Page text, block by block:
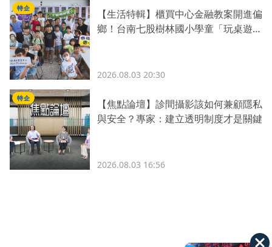
特企
【生活特輯】櫃買中心金融教案開進偏
鄉！台南七股樹林國小學童「玩桌遊學
2026.08.03 20:30
特企
【焦點論壇】診間攝影該如何兼顧隱私
與安全？專家：建立透明制度才是關鍵
2026.08.03 16:56